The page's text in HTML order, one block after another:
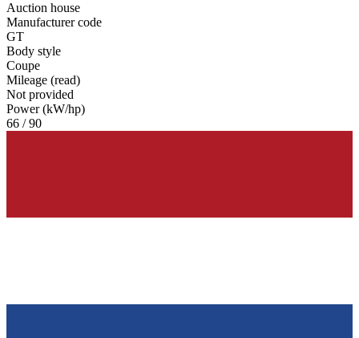
Auction house
Manufacturer code
GT
Body style
Coupe
Mileage (read)
Not provided
Power (kW/hp)
66 / 90